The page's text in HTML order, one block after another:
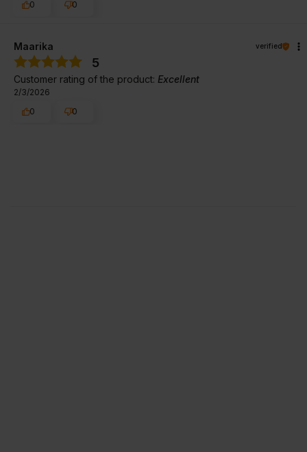
0
0
Maarika verified
5
Customer rating of the product: Excellent
2/3/2026
0
0